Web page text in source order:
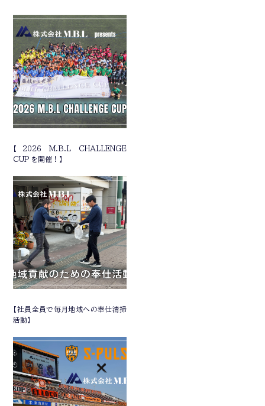
【2026 M.B.L CHALLENGE
CUP を開催！】
【社員全員で毎月地域への奉仕清掃
活動】